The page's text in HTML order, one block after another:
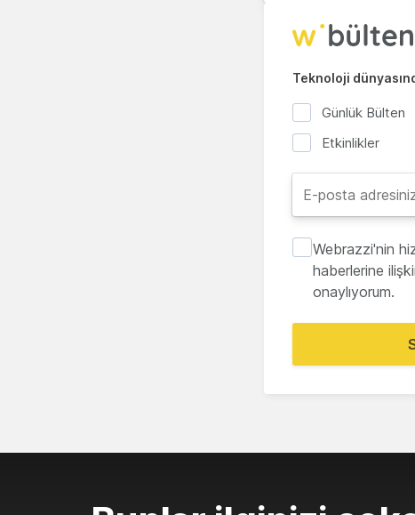
Teknoloji
Günlük Bülten
Etkinlikler
Webrazzi'nin
haberlerine
onaylıyorum.